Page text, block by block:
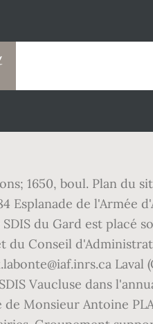
1650, boul. Plan du
Esplanade de l'Armée
SDIS du Gard est
Conseil
Vaucluse dans
de Monsieur Antoine